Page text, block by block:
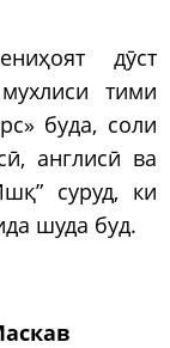
дӯст
тими
буда, соли
англисӣ ва
суруд, ки
шуда буд.